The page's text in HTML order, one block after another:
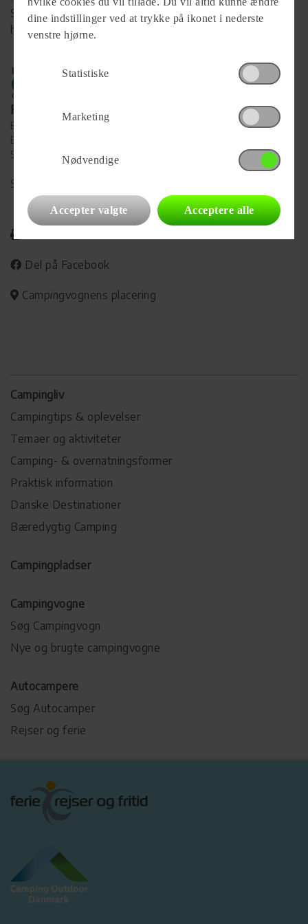
Se komplet info på forhandlerens
hjemmeside
Forhandler
Brønderslev Caravan
Eventyrvej 18-22
9700 Brønderslev
Se alle
Del på Facebook
Campingvognens placering
Campingliv
Campingtips & oplevelser
Temaer og aktiviteter
Camping- & overnatningsformer
Praktisk information
Danske Destinationer
Bæredygtig Camping
Campingpladser
Campingvogne
Søg Campingvogn
Nye og brugte campingvogne
Autocampere
Søg Autocamper
Rejser og ferie
dine indstillinger ved at trykke på ikonet i nederste
venstre hjørne.
Statistiske
Marketing
Nødvendige
Accepter valgte Acceptere alle